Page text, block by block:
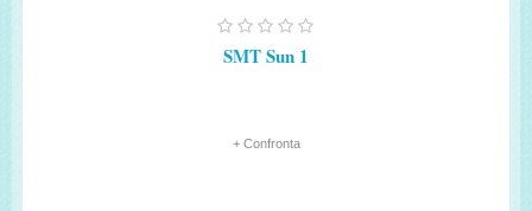
SMT Sun 1
+ Confronta